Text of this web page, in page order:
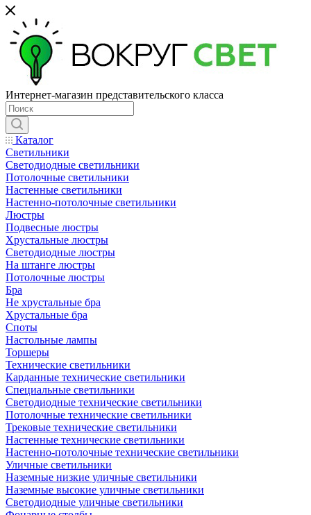
Интернет-магазин представительского класса
Каталог
Светильники
Светодиодные светильники
Потолочные светильники
Настенные светильники
Настенно-потолочные светильники
Люстры
Подвесные люстры
Хрустальные люстры
Светодиодные люстры
На штанге люстры
Потолочные люстры
Бра
Не хрустальные бра
Хрустальные бра
Споты
Настольные лампы
Торшеры
Технические светильники
Карданные технические светильники
Специальные светильники
Светодиодные технические светильники
Потолочные технические светильники
Трековые технические светильники
Настенные технические светильники
Настенно-потолочные технические светильники
Уличные светильники
Наземные низкие уличные светильники
Наземные высокие уличные светильники
Светодиодные уличные светильники